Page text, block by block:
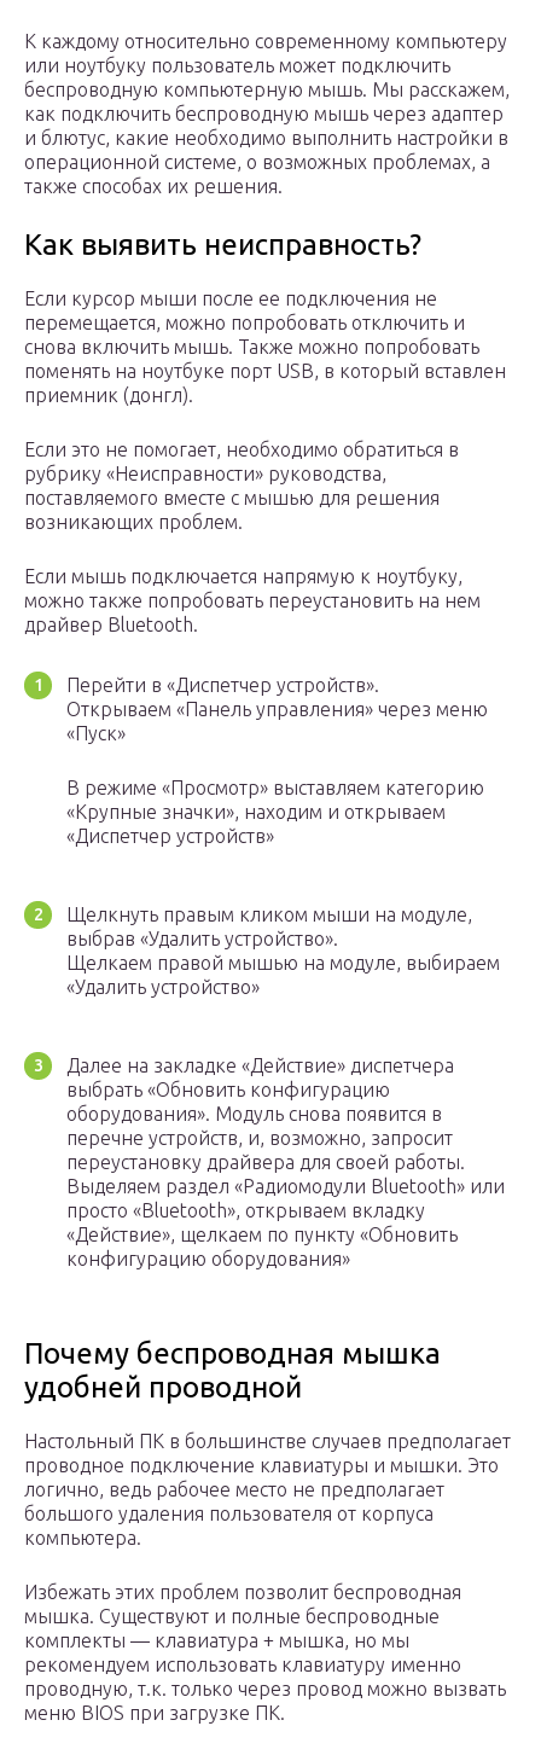
К каждому относительно современному компьютеру
или ноутбуку пользователь может подключить
беспроводную компьютерную мышь. Мы расскажем,
как подключить беспроводную мышь через адаптер
и блютус, какие необходимо выполнить настройки в
операционной системе, о возможных проблемах, а
также способах их решения.
Как выявить неисправность?
Если курсор мыши после ее подключения не
перемещается, можно попробовать отключить и
снова включить мышь. Также можно попробовать
поменять на ноутбуке порт USB, в который вставлен
приемник (донгл).
Если это не помогает, необходимо обратиться в
рубрику «Неисправности» руководства,
поставляемого вместе с мышью для решения
возникающих проблем.
Если мышь подключается напрямую к ноутбуку,
можно также попробовать переустановить на нем
драйвер Bluetooth.
Перейти в «Диспетчер устройств».
Открываем «Панель управления» через меню
«Пуск»
В режиме «Просмотр» выставляем категорию
«Крупные значки», находим и открываем
«Диспетчер устройств»
Щелкнуть правым кликом мыши на модуле,
выбрав «Удалить устройство».
Щелкаем правой мышью на модуле, выбираем
«Удалить устройство»
Далее на закладке «Действие» диспетчера
выбрать «Обновить конфигурацию
оборудования». Модуль снова появится в
перечне устройств, и, возможно, запросит
переустановку драйвера для своей работы.
Выделяем раздел «Радиомодули Bluetooth» или
просто «Bluetooth», открываем вкладку
«Действие», щелкаем по пункту «Обновить
конфигурацию оборудования»
Почему беспроводная мышка
удобней проводной
Настольный ПК в большинстве случаев предполагает
проводное подключение клавиатуры и мышки. Это
логично, ведь рабочее место не предполагает
большого удаления пользователя от корпуса
компьютера.
Избежать этих проблем позволит беспроводная
мышка. Существуют и полные беспроводные
комплекты — клавиатура + мышка, но мы
рекомендуем использовать клавиатуру именно
проводную, т.к. только через провод можно вызвать
меню BIOS при загрузке ПК.